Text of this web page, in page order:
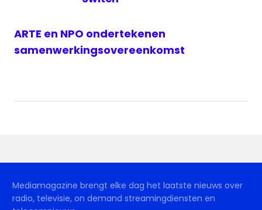
ARTE en NPO ondertekenen
samenwerkingsovereenkomst
Mediamagazine brengt elke dag het laatste nieuws over
radio, televisie, on demand streamingdiensten en